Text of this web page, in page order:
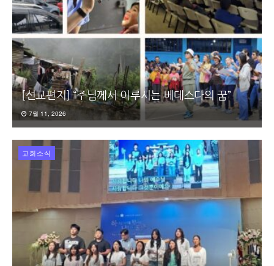
[선교편지] “주님께서 이루시는 베데스다의 꿈”
7월 11, 2026
교회소식